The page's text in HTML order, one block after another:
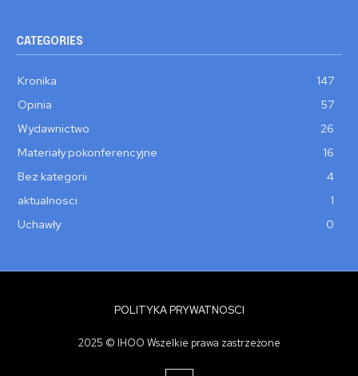
CATEGORIES
Kronika
147
Opinia
57
Wydawnictwo
26
Materiały pokonferencyjne
16
Bez kategorii
4
aktualnosci
1
Uchawły
0
POLITYKA PRYWATNOSCI
2025 © IHOO Wszelkie prawa zastrzeżone